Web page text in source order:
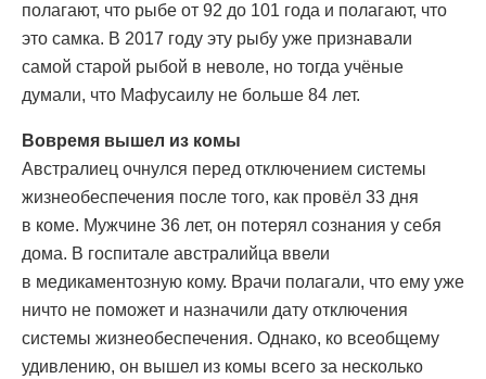
полагают, что рыбе от 92 до 101 года и полагают, что
это самка. В 2017 году эту рыбу уже признавали
самой старой рыбой в неволе, но тогда учёные
думали, что Мафусаилу не больше 84 лет.
Вовремя вышел из комы
Австралиец очнулся перед отключением системы
жизнеобеспечения после того, как провёл 33 дня
в коме. Мужчине 36 лет, он потерял сознания у себя
дома. В госпитале австралийца ввели
в медикаментозную кому. Врачи полагали, что ему уже
ничто не поможет и назначили дату отключения
системы жизнеобеспечения. Однако, ко всеобщему
удивлению, он вышел из комы всего за несколько